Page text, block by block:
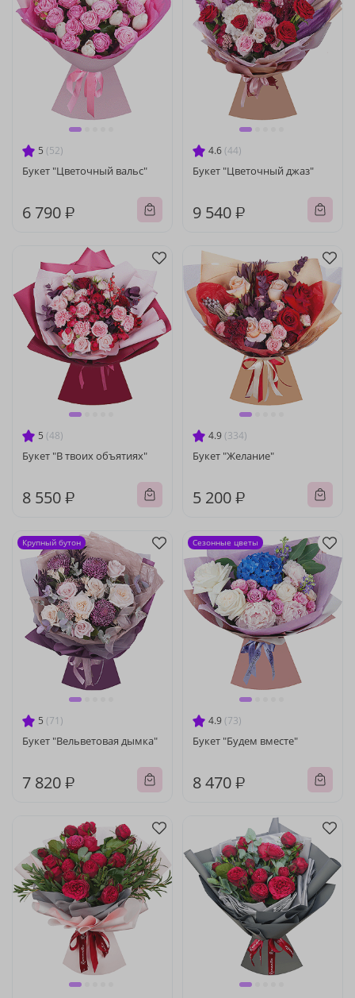
5 (52)
Букет "Цветочный вальс"
6 790 ₽
4.6 (44)
Букет "Цветочный джаз"
9 540 ₽
5 (48)
Букет "В твоих объятиях"
8 550 ₽
4.9 (334)
Букет "Желание"
5 200 ₽
5 (71)
Букет "Вельветовая дымка"
7 820 ₽
Крупный бутон
4.9 (73)
Букет "Будем вместе"
8 470 ₽
Сезонные цветы